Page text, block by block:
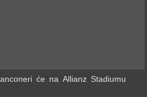
će na Allianz Stadiumu